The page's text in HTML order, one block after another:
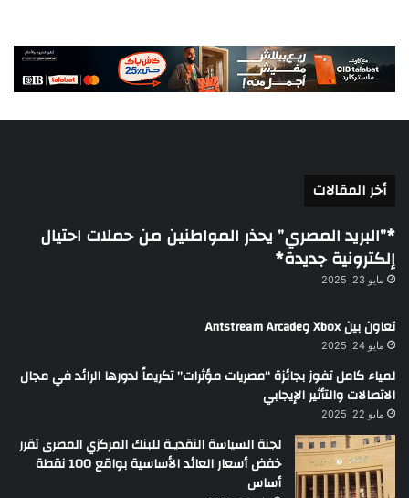
أخر المقالات
*”البريد المصري” يحذر المواطنين من حملات احتيال
إلكترونية جديدة*
مايو 23, 2025
تعاون بين Xbox وAntstream Arcade
مايو 24, 2025
لمياء كامل تفوز بجائزة “مصريات مؤثرات” تكريماً لدورها الرائد في مجال
الاتصالات والتأثير الإيجابي
مايو 22, 2025
لجنة السياسة النقديـة للبنك المركزي المصرى تقرر
خفض أسعار العائد الأساسية بواقع 100 نقطة
أساس